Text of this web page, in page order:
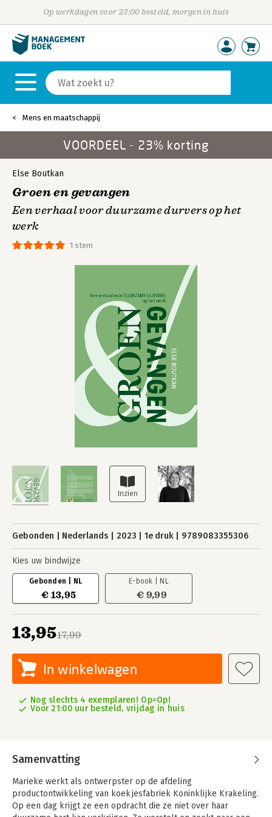
Op werkdagen voor 23:00 besteld, morgen in huis
Mens en maatschappij
VOORDEEL - 23% korting
1 stem
Else Boutkan
Groen en gevangen
Een verhaal voor duurzame durvers op het
werk
Gebonden Nederlands 2023 1e druk 9789083355306
Kies uw bindwijze
Gebonden | NL
€ 13,95
E-book | NL
€ 9,99
17,99
13,95
In winkelwagen
Nog slechts 4 exemplaren! Op=Op!
Voor 21:00 uur besteld, vrijdag in huis
Samenvatting
Marieke werkt als ontwerpster op de afdeling
productontwikkeling van koekjesfabriek Koninklijke Krakeling.
Op een dag krijgt ze een opdracht die ze niet over haar